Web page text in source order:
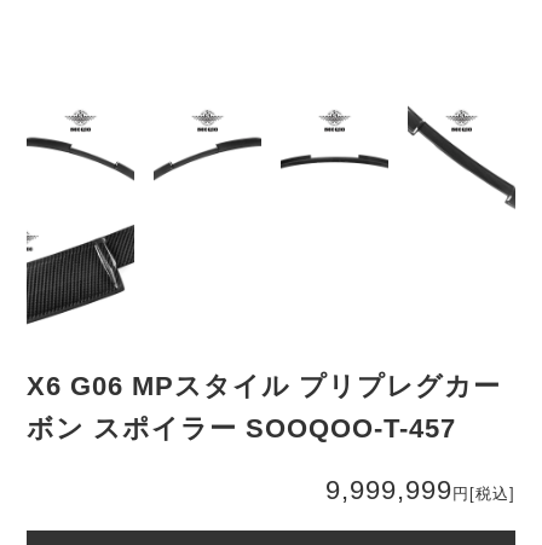
X6 G06 MPスタイル プリプレグカー
ボン スポイラー SOOQOO-T-457
9,999,999 円 [税込]